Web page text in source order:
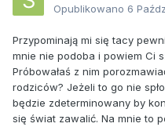
Opublikowano 6
Przypominają mi się tacy
mnie nie podoba i powiem Ci
Próbowałaś z nim
rodziców? Jeżeli to go nie
będzie zdeterminowany by
się świat zawalić. Na mnie to